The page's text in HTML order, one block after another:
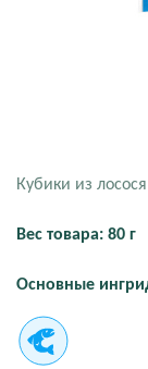
Кубики из
Вес товара: 80 г
Основные